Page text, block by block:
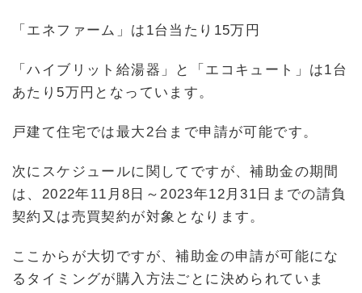
「エネファーム」は1台当たり15万円
「ハイブリット給湯器」と「エコキュート」は1台
あたり5万円となっています。
戸建て住宅では最大2台まで申請が可能です。
次にスケジュールに関してですが、補助金の期間
は、2022年11月8日～2023年12月31日までの請負
契約又は売買契約が対象となります。
ここからが大切ですが、補助金の申請が可能にな
るタイミングが購入方法ごとに決められていま